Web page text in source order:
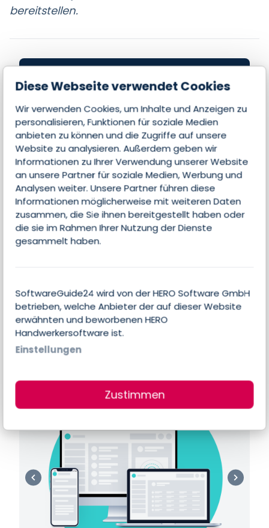
Diese Webseite verwendet Cookies
Wir verwenden Cookies, um Inhalte und Anzeigen zu
personalisieren, Funktionen für soziale Medien
anbieten zu können und die Zugriffe auf unsere
Website zu analysieren. Außerdem geben wir
Informationen zu Ihrer Verwendung unserer Website
an unsere Partner für soziale Medien, Werbung und
Analysen weiter. Unsere Partner führen diese
Informationen möglicherweise mit weiteren Daten
zusammen, die Sie ihnen bereitgestellt haben oder
die sie im Rahmen Ihrer Nutzung der Dienste
gesammelt haben.
SoftwareGuide24 wird von der HERO Software GmbH
betrieben, welche Anbieter der auf dieser Website
erwähnten und beworbenen HERO
Handwerkersoftware ist.
Einstellungen
Zustimmen
bereitstellen.
Jetzt Kontakt aufnehmen
und Partner werden!
Seite beanspruchen
Alle Features
des Anbieters zu Features und Funktionen
dieser Software vor.
Produktbilder & Screenshots